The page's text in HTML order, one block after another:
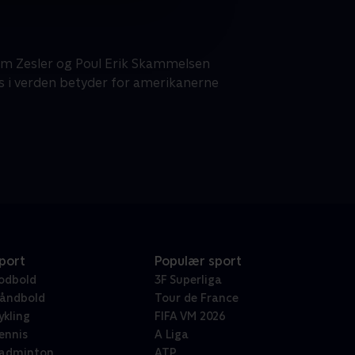
Zesler og Poul Erik Skammelsen
i verden betyder for amerikanerne
Populær sport
3F Superliga
Tour de France
FIFA VM 2026
A Liga